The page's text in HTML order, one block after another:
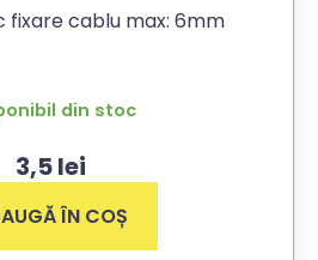
fixare cablu max: 6mm
din stoc
3,5lei
ÎN COȘ